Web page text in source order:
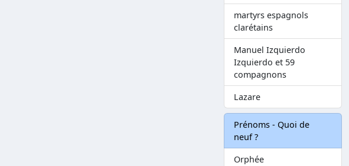
martyrs espagnols
clarétains
Manuel Izquierdo
Izquierdo et 59
compagnons
Lazare
Prénoms - Quoi de
neuf ?
Orphée